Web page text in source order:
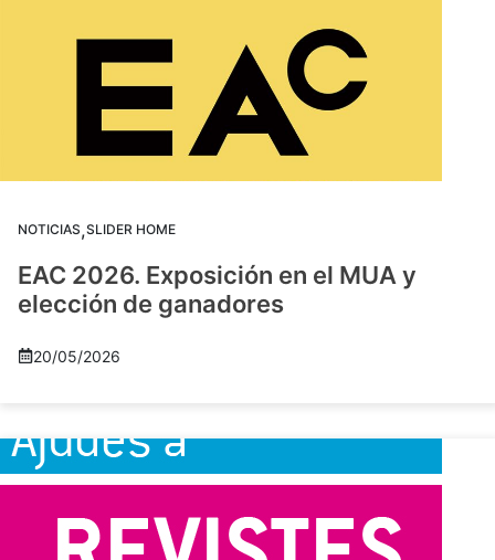
NOTICIAS,SLIDER HOME
EAC 2026. Exposición en el MUA y
elección de ganadores
20/05/2026